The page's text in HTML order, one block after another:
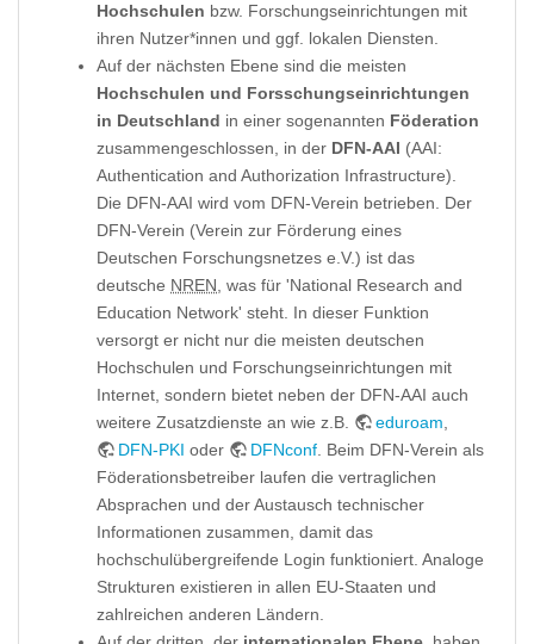
Hochschulen bzw. Forschungseinrichtungen mit
ihren Nutzer*innen und ggf. lokalen Diensten.
Auf der nächsten Ebene sind die meisten
Hochschulen und Forsschungseinrichtungen
in Deutschland in einer sogenannten Föderation
zusammengeschlossen, in der DFN-AAI (AAI:
Authentication and Authorization Infrastructure).
Die DFN-AAI wird vom DFN-Verein betrieben. Der
DFN-Verein (Verein zur Förderung eines
Deutschen Forschungsnetzes e.V.) ist das
deutsche NREN , was für 'National Research and
Education Network' steht. In dieser Funktion
versorgt er nicht nur die meisten deutschen
Hochschulen und Forschungseinrichtungen mit
Internet, sondern bietet neben der DFN-AAI auch
weitere Zusatzdienste an wie z.B.
eduroam
DFN-PKI oder DFNconf . Beim DFN-Verein als
Föderationsbetreiber laufen die vertraglichen
Absprachen und der Austausch technischer
Informationen zusammen, damit das
hochschulübergreifende Login funktioniert. Analoge
Strukturen existieren in allen EU-Staaten und
zahlreichen anderen Ländern.